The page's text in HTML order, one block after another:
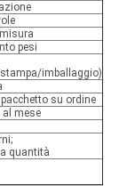
pesi
imballaggio)
su ordine
mese
quantità